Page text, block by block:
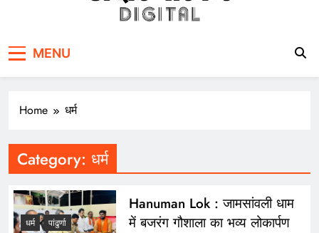
MENU
Home धर्म
Category: धर्म
धर्म
पांढुर्णा
Hanuman Lok : जामसांवली धाम
में बजरंग गौशाला का भव्य लोकार्पण